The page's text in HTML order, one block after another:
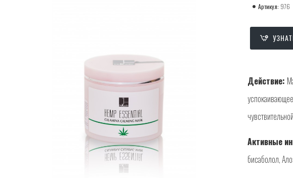
Артикул: 976
Действие:
Активные
бисаболол,